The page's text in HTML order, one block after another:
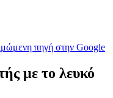
πηγή στην Google
με το λευκό